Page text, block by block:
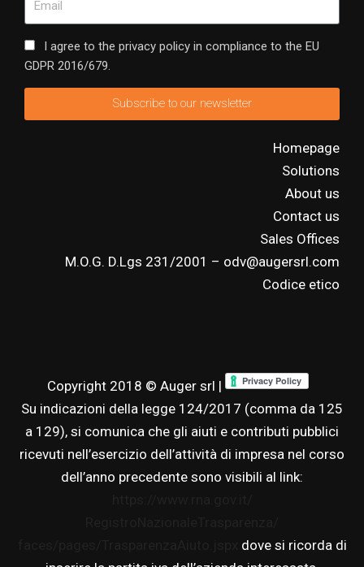
I agree to the privacy policy in compliance to the EU
GDPR 2016/679.
Subscribe to our newsletter
Homepage
Solutions
About us
Contact us
Sales Offices
M.O.G. D.Lgs 231/2001 – odv@augersrl.com
Codice etico
Copyright 2018 © Auger srl |
Su indicazioni della legge 124/2017 (comma da 125
a 129), si comunica che gli aiuti e contributi pubblici
ricevuti nell’esercizio dell’attività di impresa nel corso
dell’anno precedente sono visibili al link:
dove si ricorda di